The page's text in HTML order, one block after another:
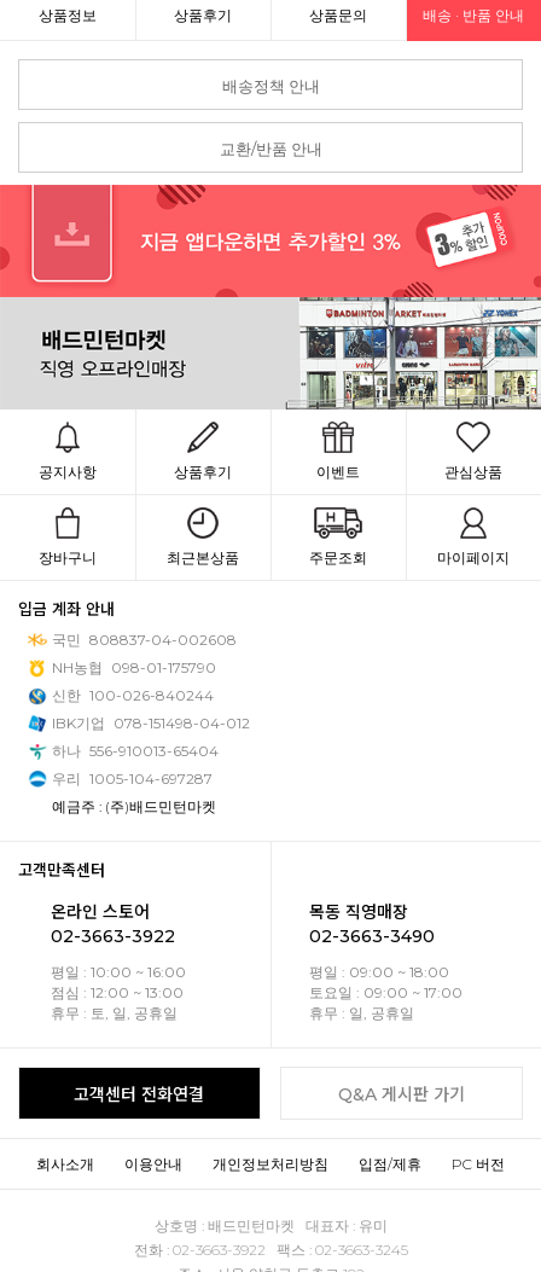
상품정보 상품후기 상품문의 배송 · 반품 안내
배송정책 안내
교환/반품 안내
공지사항 상품후기 이벤트 관심상품
장바구니 최근본상품 주문조회 마이페이지
입금 계좌 안내
국민 808837-04-002608
NH농협
098-01-175790
신한 100-026-840244
IBK기업
078-151498-04-012
하나 556-910013-65404
우리 1005-104-697287
예금주 : (주)배드민턴마켓
고객만족센터
온라인 스토어
02-3663-3922
평일 : 10:00 ~ 16:00
점심 : 12:00 ~ 13:00
휴무 : 토, 일, 공휴일
목동 직영매장
02-3663-3490
평일 : 09:00 ~ 18:00
토요일 : 09:00 ~ 17:00
휴무 : 일, 공휴일
고객센터 전화연결 Q&A 게시판 가기
회사소개 이용안내 개인정보처리방침 입점/제휴 PC 버전
상호명 : 배드민턴마켓 대표자 : 유미
전화 : 02-3663-3922 팩스 : 02-3663-3245